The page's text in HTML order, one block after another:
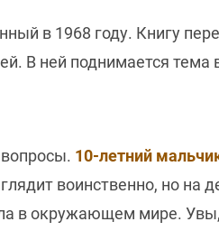
в 1968 году. Книгу
В ней поднимается тема
10-летний
воинственно, но на
в окружающем мире.